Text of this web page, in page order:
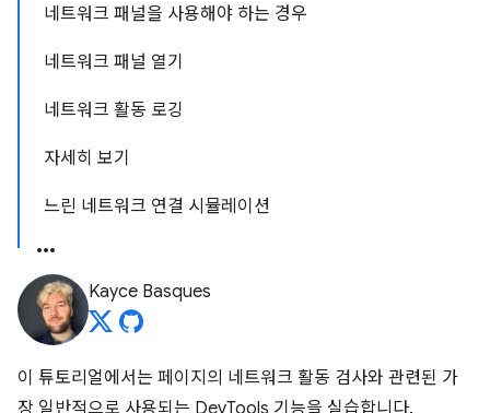
네트워크 패널을 사용해야 하는 경우
네트워크 패널 열기
네트워크 활동 로깅
자세히 보기
느린 네트워크 연결 시뮬레이션
Kayce Basques
이 튜토리얼에서는 페이지의 네트워크 활동 검사와 관련된 가
장 일반적으로 사용되는 DevTools 기능을 실습합니다.